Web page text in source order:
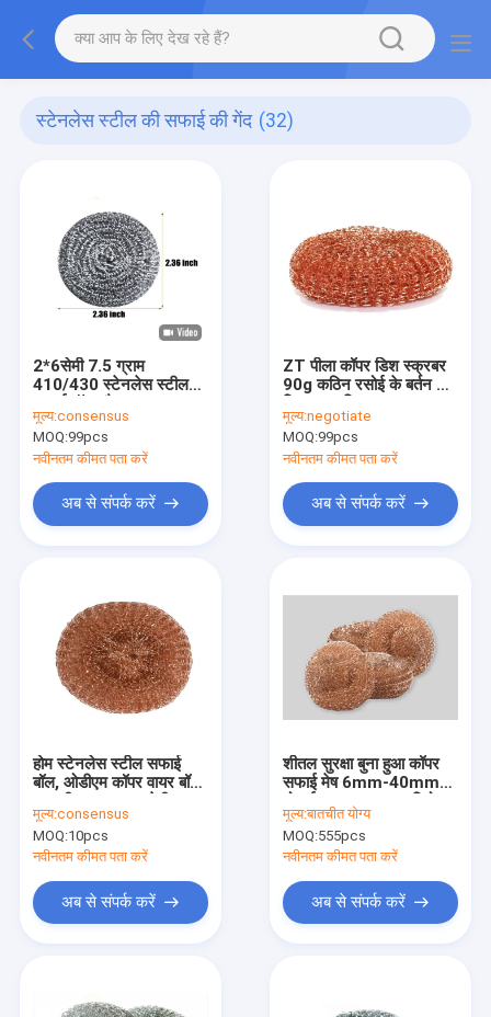
स्टेनलेस स्टील की सफाई की गेंद (32)
2*6सेमी 7.5 ग्राम
410/430 स्टेनलेस स्टील
भारी-भरकम रसोई स्क्रबिंग के
लिए
मूल्य:consensus
MOQ:99pcs
नवीनतम कीमत पता करें
अब से संपर्क करें
ZT पीला कॉपर डिश स्क्रबर
90g कठिन रसोई के बर्तन के
Customized
मूल्य:negotiate
MOQ:99pcs
नवीनतम कीमत पता करें
अब से संपर्क करें
होम स्टेनलेस स्टील सफाई
बॉल, ओडीएम कॉपर वायर बॉल
मूल्य:consensus
MOQ:10pcs
नवीनतम कीमत पता करें
अब से संपर्क करें
शीतल सुरक्षा बुना हुआ कॉपर
सफाई मेष 6mm-40mm
मोटाई उच्च तापमान प्रतिरोध
मूल्य:बातचीत योग्य
MOQ:555pcs
नवीनतम कीमत पता करें
अब से संपर्क करें